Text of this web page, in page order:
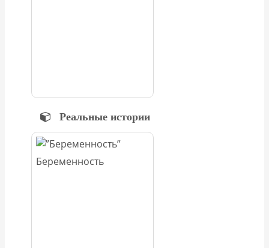
Реальные истории
Беременность